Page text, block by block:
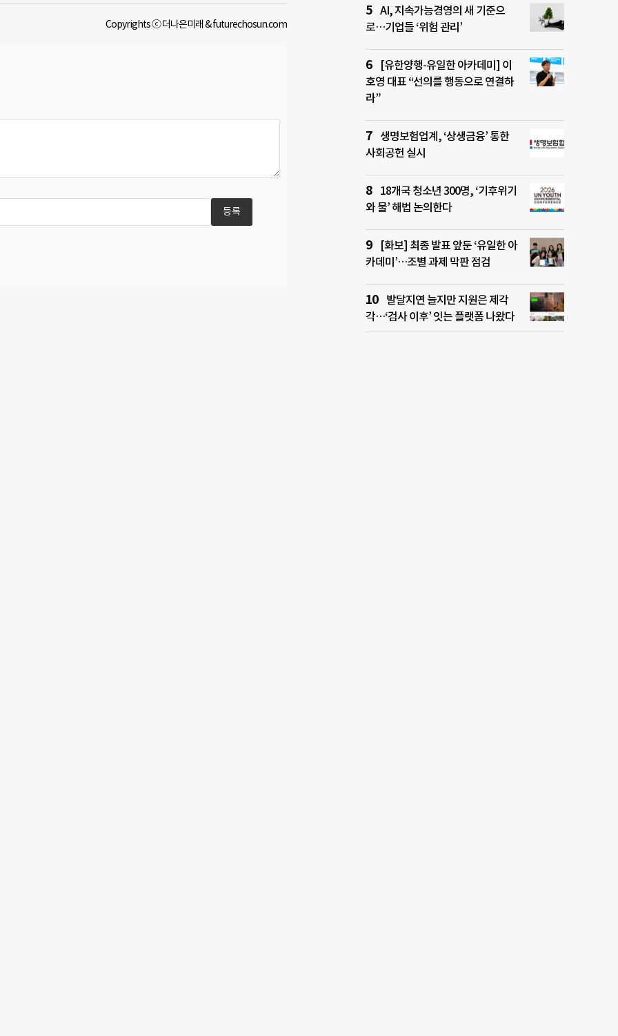
Copyrights ⓒ 더나은미래 & futurechosun.com
AI, 지속가능경영의 새 기준으
로…기업들 ‘위험 관리’
[유한양행-유일한 아카데미] 이
호영 대표 “선의를 행동으로 연결하
라”
생명보험업계, ‘상생금융’ 통한
사회공헌 실시
18개국 청소년 300명, ‘기후위기
와 물’ 해법 논의한다
[화보] 최종 발표 앞둔 ‘유일한 아
카데미’…조별 과제 막판 점검
발달지연 늘지만 지원은 제각
각…‘검사 이후’ 잇는 플랫폼 나왔다